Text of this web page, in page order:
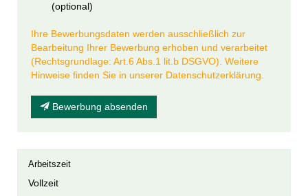
(optional)
Ihre Bewerbungsdaten werden ausschließlich zur
Bearbeitung Ihrer Bewerbung erhoben und verarbeitet
(Rechtsgrundlage: Art.6 Abs.1 lit.b DSGVO). Weitere
Hinweise finden Sie in unserer Datenschutzerklärung.
Bewerbung absenden
Arbeitszeit
Vollzeit